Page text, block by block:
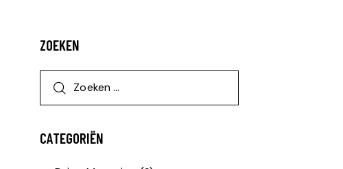
ZOEKEN
CATEGORIËN